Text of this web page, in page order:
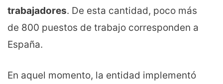
trabajadores. De esta cantidad, poco más
de 800 puestos de trabajo corresponden a
España.
En aquel momento, la entidad implementó